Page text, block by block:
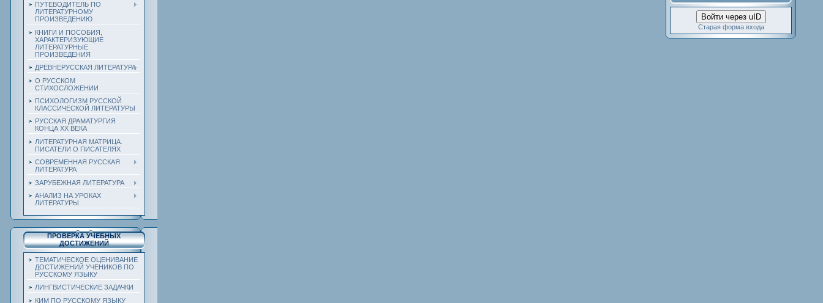
ПУТЕВОДИТЕЛЬ ПО
ЛИТЕРАТУРНОМУ
ПРОИЗВЕДЕНИЮ
КНИГИ И ПОСОБИЯ,
ХАРАКТЕРИЗУЮЩИЕ
ЛИТЕРАТУРНЫЕ
ПРОИЗВЕДЕНИЯ
ДРЕВНЕРУССКАЯ ЛИТЕРАТУРА
О РУССКОМ
СТИХОСЛОЖЕНИИ
ПСИХОЛОГИЗМ РУССКОЙ
КЛАССИЧЕСКОЙ ЛИТЕРАТУРЫ
РУССКАЯ ДРАМАТУРГИЯ
КОНЦА ХХ ВЕКА
ЛИТЕРАТУРНАЯ МАТРИЦА.
ПИСАТЕЛИ О ПИСАТЕЛЯХ
СОВРЕМЕННАЯ РУССКАЯ
ЛИТЕРАТУРА
ЗАРУБЕЖНАЯ ЛИТЕРАТУРА
АНАЛИЗ НА УРОКАХ
ЛИТЕРАТУРЫ
ПРОВЕРКА УЧЕБНЫХ
ДОСТИЖЕНИЙ
ТЕМАТИЧЕСКОЕ ОЦЕНИВАНИЕ
ДОСТИЖЕНИЙ УЧЕНИКОВ ПО
РУССКОМУ ЯЗЫКУ
ЛИНГВИСТИЧЕСКИЕ ЗАДАЧКИ
КИМ ПО РУССКОМУ ЯЗЫКУ
Войти через uID
Старая форма входа